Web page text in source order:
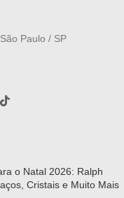
Paulo / SP
o Natal 2026: Ralph
Cristais e Muito Mais